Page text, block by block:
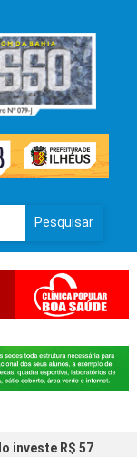
investe R$ 57